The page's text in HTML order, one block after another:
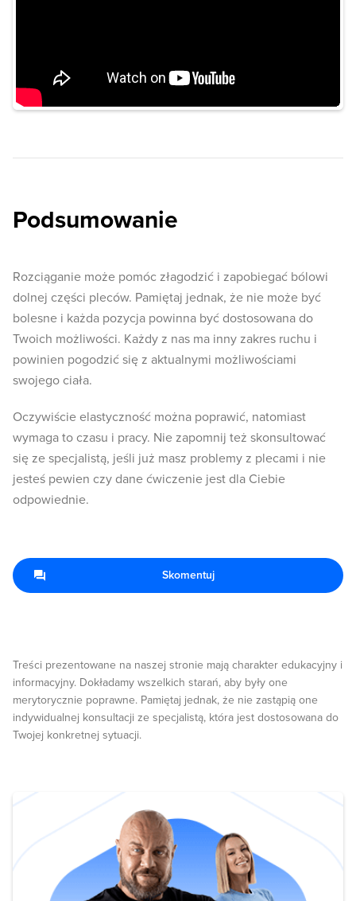
Podsumowanie
Rozciąganie może pomóc złagodzić i zapobiegać bólowi
dolnej części pleców. Pamiętaj jednak, że nie może być
bolesne i każda pozycja powinna być dostosowana do
Twoich możliwości. Każdy z nas ma inny zakres ruchu i
powinien pogodzić się z aktualnymi możliwościami
swojego ciała.
Oczywiście elastyczność można poprawić, natomiast
wymaga to czasu i pracy. Nie zapomnij też skonsultować
się ze specjalistą, jeśli już masz problemy z plecami i nie
jesteś pewien czy dane ćwiczenie jest dla Ciebie
odpowiednie.
Treści prezentowane na naszej stronie mają charakter edukacyjny i
informacyjny. Dokładamy wszelkich starań, aby były one
merytorycznie poprawne. Pamiętaj jednak, że nie zastąpią one
indywidualnej konsultacji ze specjalistą, która jest dostosowana do
Twojej konkretnej sytuacji.
Skomentuj